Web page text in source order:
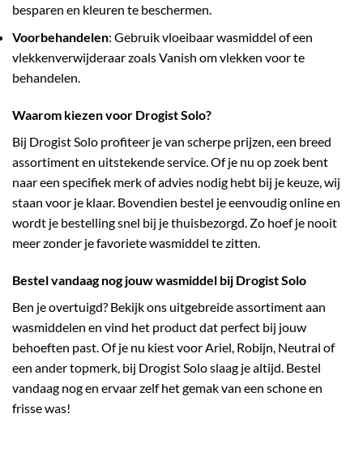
besparen en kleuren te beschermen.
Voorbehandelen: Gebruik vloeibaar wasmiddel of een
vlekkenverwijderaar zoals Vanish om vlekken voor te
behandelen.
Waarom kiezen voor Drogist Solo?
Bij Drogist Solo profiteer je van scherpe prijzen, een breed
assortiment en uitstekende service. Of je nu op zoek bent
naar een specifiek merk of advies nodig hebt bij je keuze, wij
staan voor je klaar. Bovendien bestel je eenvoudig online en
wordt je bestelling snel bij je thuisbezorgd. Zo hoef je nooit
meer zonder je favoriete wasmiddel te zitten.
Bestel vandaag nog jouw wasmiddel bij Drogist Solo
Ben je overtuigd? Bekijk ons uitgebreide assortiment aan
wasmiddelen en vind het product dat perfect bij jouw
behoeften past. Of je nu kiest voor Ariel, Robijn, Neutral of
een ander topmerk, bij Drogist Solo slaag je altijd. Bestel
vandaag nog en ervaar zelf het gemak van een schone en
frisse was!